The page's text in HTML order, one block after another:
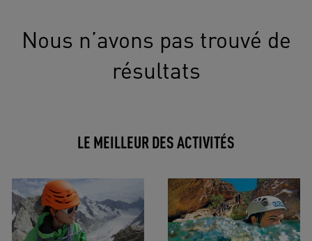
Nous n’avons pas trouvé de
résultats
LE MEILLEUR DES ACTIVITÉS